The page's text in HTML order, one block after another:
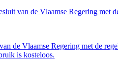
van de Vlaamse Regering met
de Vlaamse Regering met de
is kosteloos.